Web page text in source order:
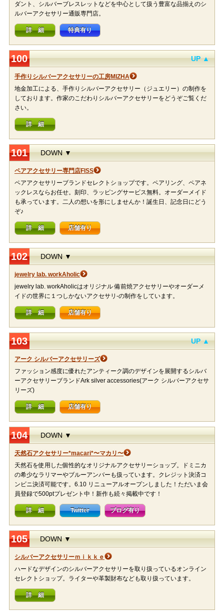
ダント、シルバーブレスレットなどを中心として扱う豊富な品揃えのシ
ルバーアクセサリー通販専門店。
詳 細 特典有り
100 UP ▲
手作りシルバーアクセサリーの工房MIZHA
地金加工による、手作りシルバーアクセサリー（ジュエリー）の制作を
しております。作家のこだわりシルバーアクセサリーをどうぞご覧くだ
さい。
詳 細
101 DOWN ▼
ペアアクセサリー専門店FISS
ペアアクセサリーブランドセレクトショップです。ペアリング、ペアネ
ックレスならお任せ。刻印、ラッピングサービス無料。オーダーメイド
も承っています。二人の想いを形にしませんか！誕生日、記念日にどう
ぞ♪
詳 細 店舗有り
102 DOWN ▼
jewelry lab. workAholic
jewelry lab. workAholicはオリジナル 備前焼アクセサリーやオーダーメ
イドの世界に１つしかないアクセサリ-の制作をしています。
詳 細 店舗有り
103 UP ▲
アーク シルバーアクセサリーズ
ファッション感度に優れたアンティーク調のデザインを展開するシルバ
ーアクセサリーブランドArk silver accessories(アーク シルバーアクセサ
リーズ)
詳 細 店舗有り
104 DOWN ▼
天然石アクセサリー*macari*〜マカリ〜
天然石を使用した個性的なオリジナルアクセサリーショップ。ドミニカ
の希少なラリマーやブルーアンバーも扱っています。クレジット決済コ
ンビニ決済可能です。6.10 リニューアルオープンしました！ただいま会
員登録で500ptプレゼント中！新作も続々掲載中です！
詳 細 Twitter ブログ有り
105 DOWN ▼
シルバーアクセサリーｍｉｋｋｅ
ハードなデザインのシルバーアクセサリーを取り扱っているオンライン
セレクトショップ。ライターや革製財布なども取り扱っています。
詳 細